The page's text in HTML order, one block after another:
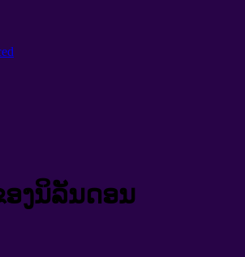
ງນິລັນດອນ